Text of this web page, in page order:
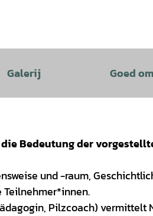
Galerij Goed
Bedeutung der
und -raum,
Pilzcoach) vermittelt